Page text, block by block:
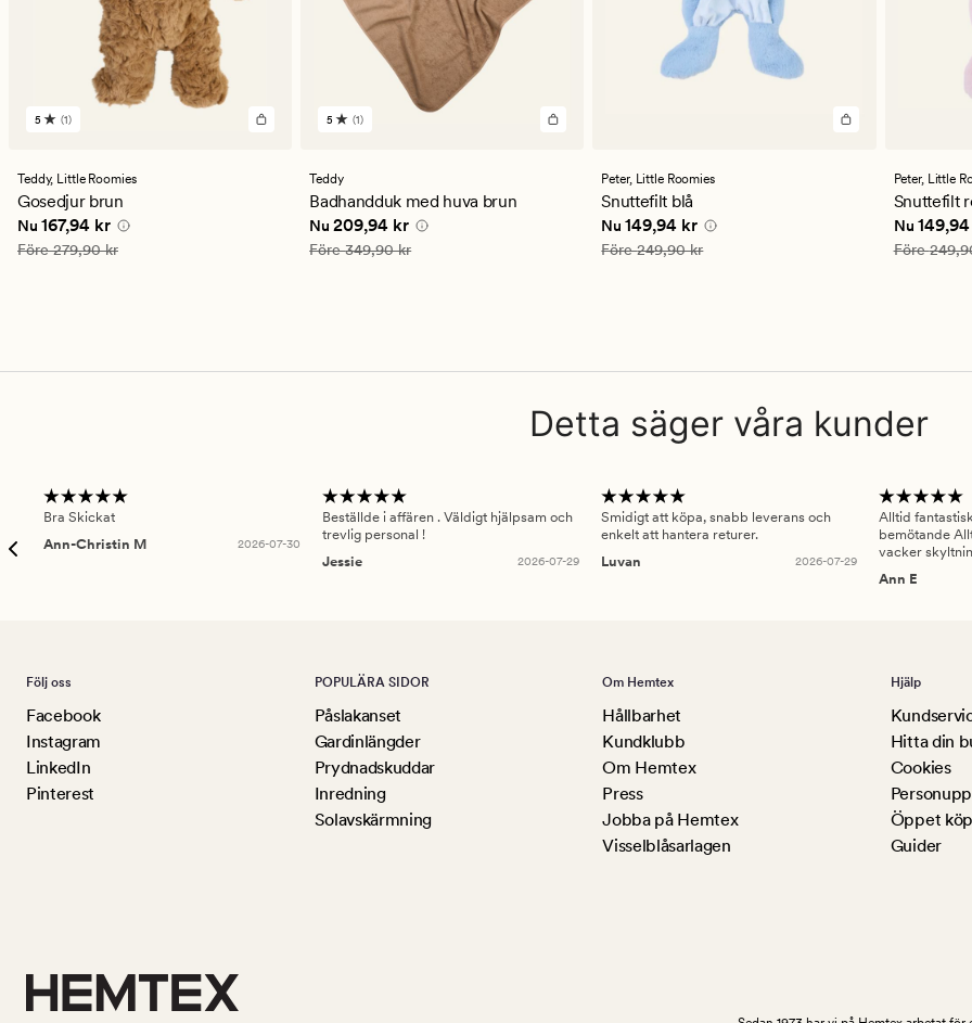
1
ett
genomsnittligt
betyg
på
5
5 (1)
Teddy, Little Roomies
Gosedjur brun
Nuvarande pris
Nu 167,94 kr
Ordinarie pris 279,90 kr
Före279,90 kr
1
ett
genomsnittligt
betyg
på
5
5 (1)
Teddy
Badhandduk med huva brun
Nuvarande pris
Nu 209,94 kr
Ordinarie pris 349,90 kr
Före349,90 kr
Peter, Little Roomies
Snuttefilt blå
Nuvarande pris
Nu 149,94 kr
Ordinarie pris 249,90 kr
Före249,90 kr
Peter, Little
Snuttefilt
Nu
Ordinarie
Före
Detta säger våra kunder
Bra Skickat
Ann-Christin M
2026-07-30
Beställde i affären . Väldigt hjälpsam och
trevlig personal !
Jessie
2026-07-29
Smidigt att köpa, snabb leverans och
enkelt att hantera returer.
Luvan
2026-07-29
Alltid
bemötande
vacker
Ann E
Följ oss
Facebook
Instagram
LinkedIn
Pinterest
POPULÄRA SIDOR
Påslakanset
Gardinlängder
Prydnadskuddar
Inredning
Solavskärmning
Om Hemtex
Hållbarhet
Kundklubb
Om Hemtex
Press
Jobba på Hemtex
Visselblåsarlagen
Hjälp
Hitta din
Cookies
Öppet
Guider